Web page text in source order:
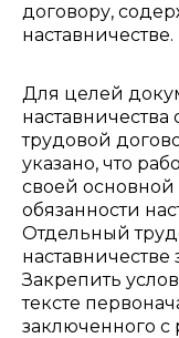
договору,
наставничестве.
Для целей
трудовой
указано, что
своей основной
обязанности
Отдельный
наставничестве
Закрепить
тексте
заключенного с